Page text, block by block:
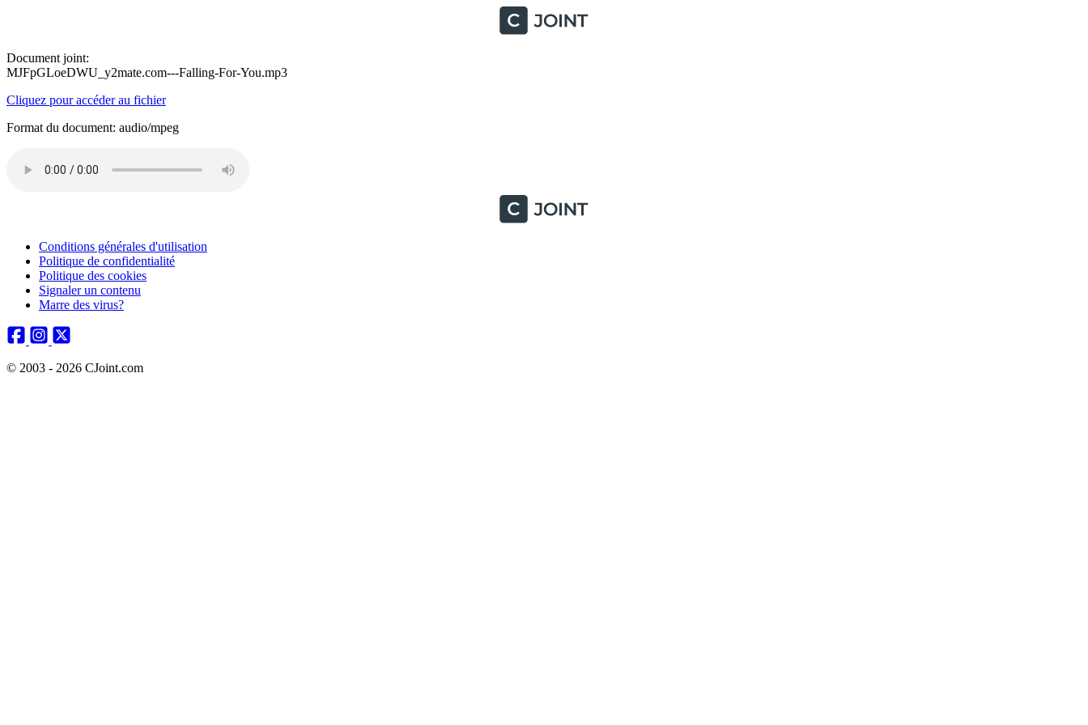
Document joint:
MJFpGLoeDWU_y2mate.com---Falling-For-You.mp3
Cliquez pour accéder au fichier
Format du document: audio/mpeg
Conditions générales d'utilisation
Politique de confidentialité
Politique des cookies
Signaler un contenu
Marre des virus?
© 2003 - 2026 CJoint.com